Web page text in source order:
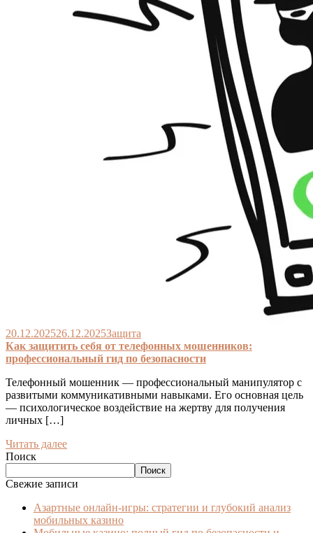
20.12.202526.12.2025Защита
Как защитить себя от телефонных мошенников:
профессиональный гид по безопасности
Телефонный мошенник — профессиональный манипулятор с
развитыми коммуникативными навыками. Его основная цель
— психологическое воздействие на жертву для получения
личных […]
Читать далее
Поиск
Поиск
Свежие записи
Азартные онлайн-игры: стратегии и глубокий анализ
мобильных казино